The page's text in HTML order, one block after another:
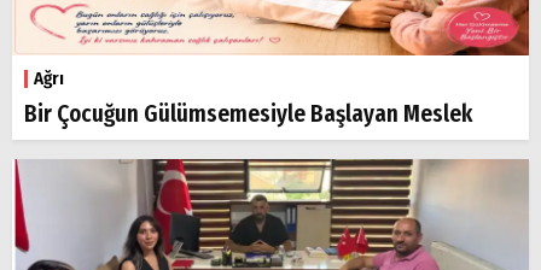
Ağrı
Bir Çocuğun Gülümsemesiyle Başlayan Meslek